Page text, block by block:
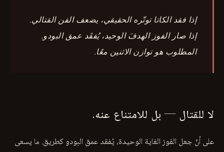
إذا فقد الكاتا توتّره الحقيقي، يضعف الفن القتالي.
إذا صار الفوز الهدفَ الوحيد، يُفقَد عمق البودو.
المطلوب هو توازن الاثنين معًا.
لا للقتال — بل للامتناع عنه.
على أنّ جعل الفوز الغاية الوحيدة، يُفقد عمق البودو كطريق. ما يسعى